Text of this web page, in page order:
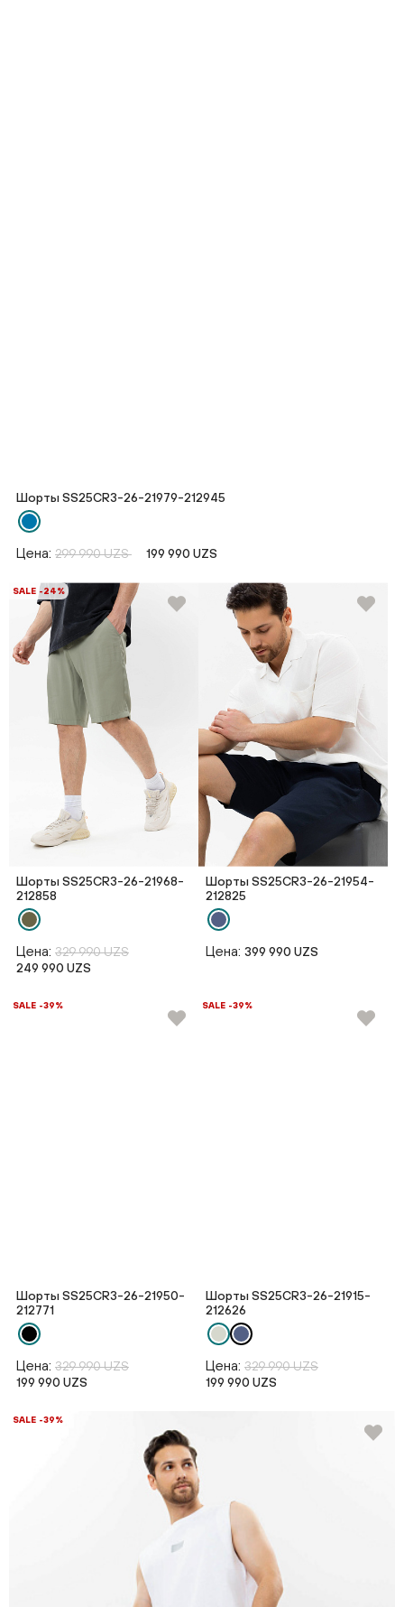
Шорты SS25CR3-26-21979-212945
Цена: 299 990 UZS 199 990 UZS
SALE -24%
Шорты SS25CR3-26-21968-
212858
Цена: 329 990 UZS
249 990 UZS
Шорты SS25CR3-26-21954-
212825
Цена: 399 990 UZS
SALE -39%
Шорты SS25CR3-26-21950-
212771
Цена: 329 990 UZS
199 990 UZS
SALE -39%
Шорты SS25CR3-26-21915-
212626
Цена: 329 990 UZS
199 990 UZS
SALE -39%